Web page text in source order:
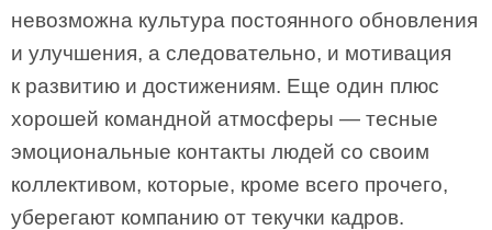
невозможна культура постоянного обновления
и улучшения, а следовательно, и мотивация
к развитию и достижениям. Еще один плюс
хорошей командной атмосферы — тесные
эмоциональные контакты людей со своим
коллективом, которые, кроме всего прочего,
уберегают компанию от текучки кадров.